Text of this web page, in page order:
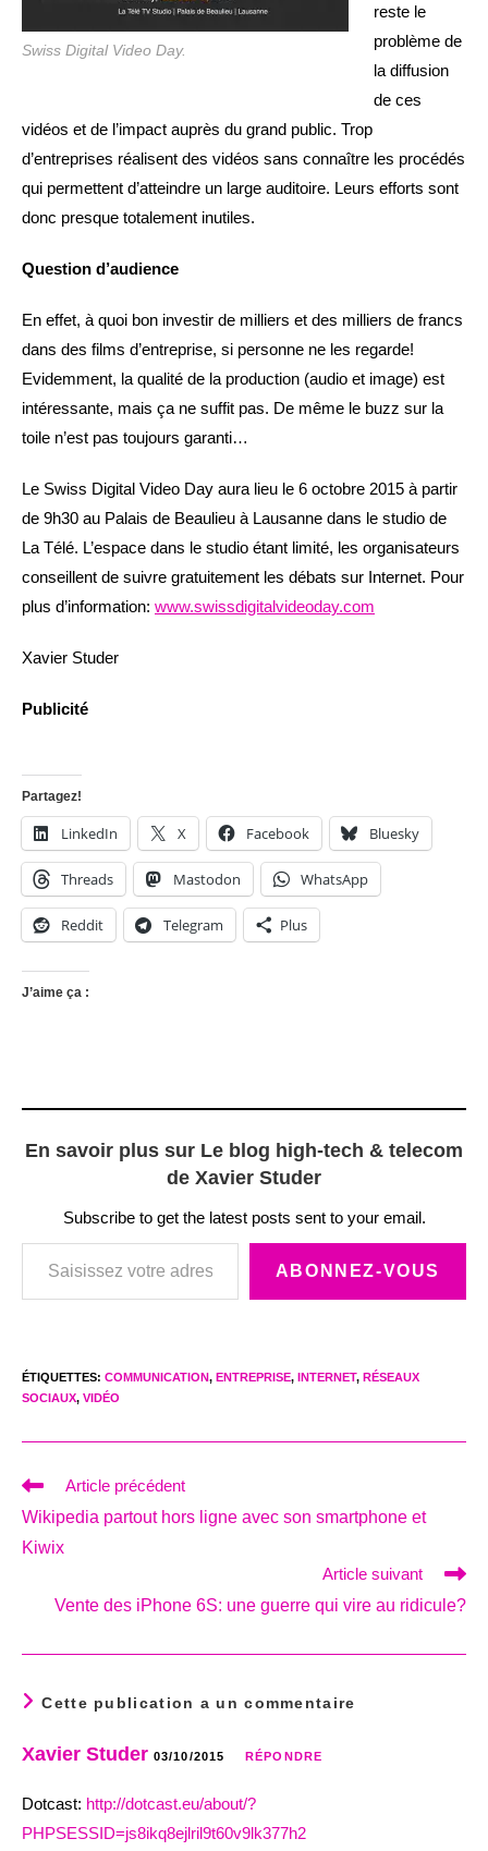
Swiss Digital Video Day.
reste le
problème de
la diffusion
de ces
vidéos et de l’impact auprès du grand public. Trop
d’entreprises réalisent des vidéos sans connaître les procédés
qui permettent d’atteindre un large auditoire. Leurs efforts sont
donc presque totalement inutiles.
Question d’audience
En effet, à quoi bon investir de milliers et des milliers de francs
dans des films d’entreprise, si personne ne les regarde!
Evidemment, la qualité de la production (audio et image) est
intéressante, mais ça ne suffit pas. De même le buzz sur la
toile n’est pas toujours garanti…
Le Swiss Digital Video Day aura lieu le 6 octobre 2015 à partir
de 9h30 au Palais de Beaulieu à Lausanne dans le studio de
La Télé. L’espace dans le studio étant limité, les organisateurs
conseillent de suivre gratuitement les débats sur Internet. Pour
plus d’information: www.swissdigitalvideoday.com
Xavier Studer
Publicité
Partagez!
LinkedIn X Facebook Bluesky
Threads Mastodon WhatsApp
Reddit Telegram Plus
J’aime ça :
En savoir plus sur Le blog high-tech & telecom
de Xavier Studer
Subscribe to get the latest posts sent to your email.
Saisissez votre adresse e-mail…
ABONNEZ-VOUS
ÉTIQUETTES: COMMUNICATION, ENTREPRISE, INTERNET, RÉSEAUX
SOCIAUX, VIDÉO
Read
articles
Article précédent
Wikipedia partout hors ligne avec son smartphone et
Kiwix
Article suivant
Vente des iPhone 6S: une guerre qui vire au ridicule?
Cette publication a un commentaire
Xavier Studer 03/10/2015 RÉPONDRE
Dotcast: http://dotcast.eu/about/?
PHPSESSID=js8ikq8ejlril9t60v9lk377h2